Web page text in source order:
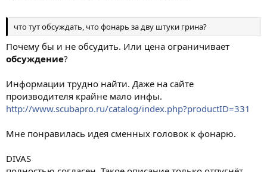
что тут обсуждать, что фонарь за дву штуки грина?
Почему бы и не обсудить. Или цена ограничивает
обсуждение?
Информации трудно найти. Даже на сайте
производителя крайне мало инфы.
http://www.scubapro.ru/catalog/index.php?productID=331
Мне понравилась идея сменных головок к фонарю.
DIVAS